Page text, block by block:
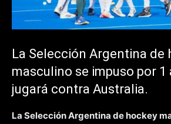
La Selección Argentina de
masculino se impuso por 1
jugará contra Australia.
La Selección Argentina de hockey